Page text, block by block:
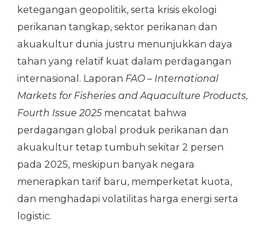
ketegangan geopolitik, serta krisis ekologi
perikanan tangkap, sektor perikanan dan
akuakultur dunia justru menunjukkan daya
tahan yang relatif kuat dalam perdagangan
internasional. Laporan FAO – International
Markets for Fisheries and Aquaculture Products,
Fourth Issue 2025mencatat bahwa
perdagangan global produk perikanan dan
akuakultur tetap tumbuh sekitar 2 persen
pada 2025, meskipun banyak negara
menerapkan tarif baru, memperketat kuota,
dan menghadapi volatilitas harga energi serta
logistic.